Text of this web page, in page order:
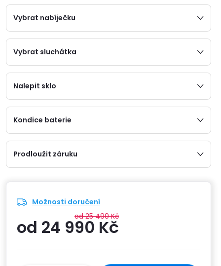
Vybrat nabíječku
Vybrat sluchátka
Nalepit sklo
Kondice baterie
Prodloužit záruku
Možnosti doručení
od 25 490 Kč
od 24 990 Kč